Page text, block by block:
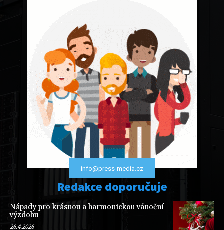
info@press-media.cz
Redakce doporučuje
Nápady pro krásnou a harmonickou vánoční
výzdobu
26.4.2026